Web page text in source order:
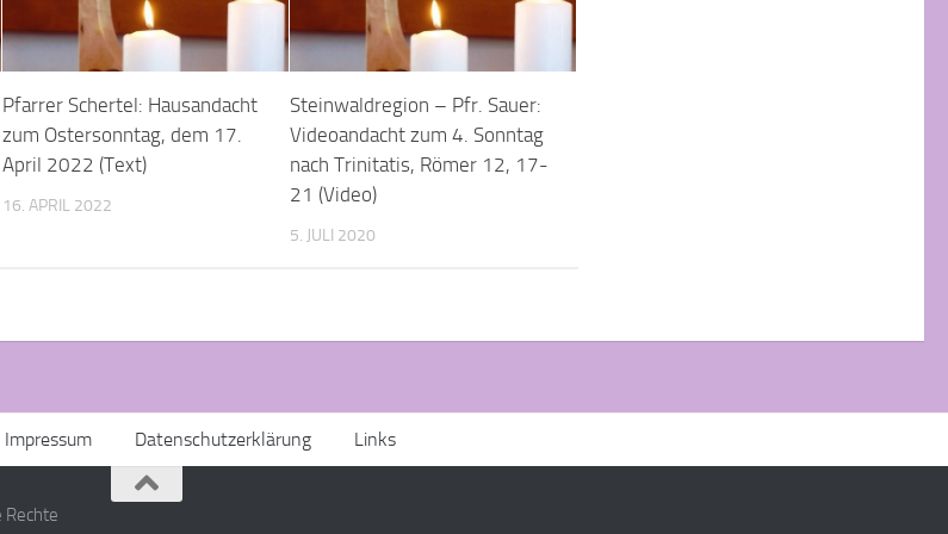
Pfarrer Schertel: Hausandacht
zum Ostersonntag, dem 17.
April 2022 (Text)
16. APRIL 2022
Steinwaldregion – Pfr. Sauer:
Videoandacht zum 4. Sonntag
nach Trinitatis, Römer 12, 17-
21 (Video)
5. JULI 2020
Impressum Datenschutzerklärung Links